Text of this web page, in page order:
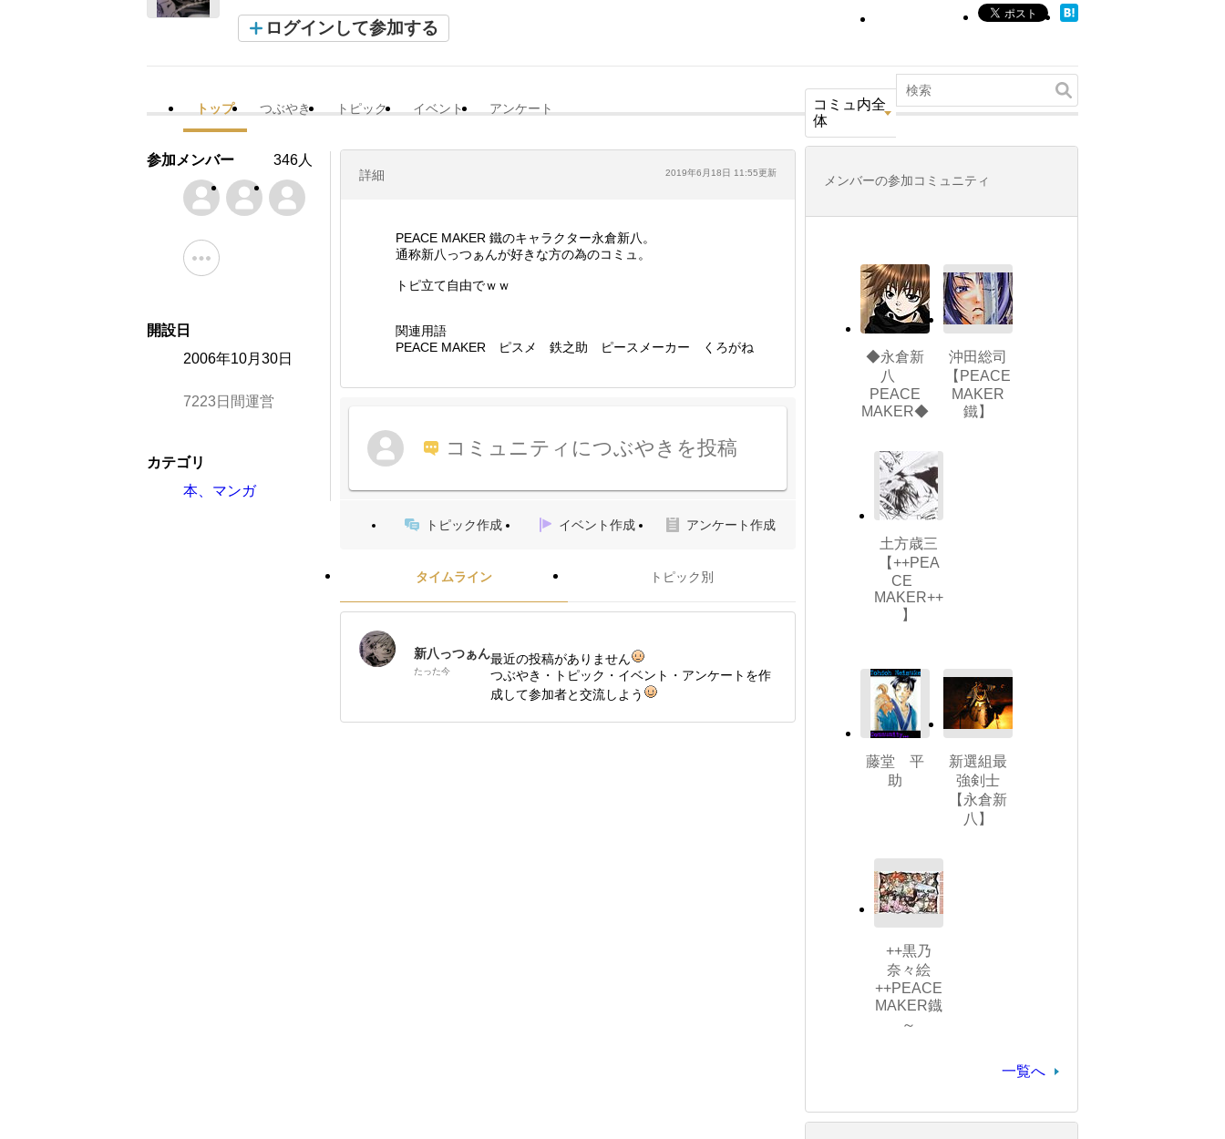
ログインして参加する
トップ つぶやき トピック イベント アンケート
コミュ内全
体
詳細 2019年6月18日 11:55更新
PEACE MAKER 鐵のキャラクター永倉新八。
通称新八っつぁんが好きな方の為のコミュ。
トピ立て自由でｗｗ
関連用語
PEACE MAKER ピスメ 鉄之助 ピースメーカー くろがね
コミュニティにつぶやきを投稿
トピック作成 イベント作成 アンケート作成
タイムライン トピック別
新八っつぁん
たった今
最近の投稿がありません
つぶやき・トピック・イベント・アンケートを作
成して参加者と交流しよう
参加メンバー 346人
開設日
2006年10月30日
7223日間運営
カテゴリ
本、マンガ
メンバーの参加コミュニティ
◆永倉新
八
PEACE
MAKER◆
沖田総司
【PEACE
MAKER
鐵】
土方歳三
【++PEA
CE
MAKER++
】
藤堂 平
助
新選組最
強剣士
【永倉新
八】
++黒乃
奈々絵
++PEACE
MAKER鐡
～
一覧へ